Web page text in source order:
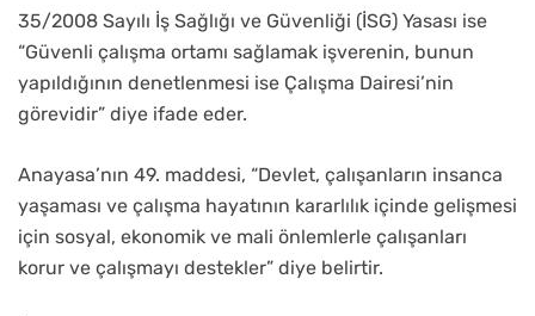
35/2008 Sayılı İş Sağlığı ve Güvenliği (İSG) Yasası ise
“Güvenli çalışma ortamı sağlamak işverenin, bunun
yapıldığının denetlenmesi ise Çalışma Dairesi’nin
görevidir” diye ifade eder.
Anayasa’nın 49. maddesi, “Devlet, çalışanların insanca
yaşaması ve çalışma hayatının kararlılık içinde gelişmesi
için sosyal, ekonomik ve mali önlemlerle çalışanları
korur ve çalışmayı destekler” diye belirtir.